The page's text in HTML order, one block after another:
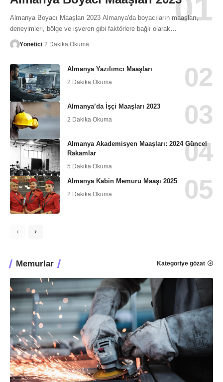
Almanya Boyacı Maaşları 2023 Almanya'da boyacıların maaşları,
deneyimleri, bölge ve işveren gibi faktörlere bağlı olarak…
Yönetici 2 Dakika Okuma
Almanya Yazılımcı Maaşları
2 Dakika Okuma
Almanya’da İşçi Maaşları 2023
2 Dakika Okuma
Almanya Akademisyen Maaşları: 2024 Güncel
Rakamlar
5 Dakika Okuma
Almanya Kabin Memuru Maaşı 2025
2 Dakika Okuma
Memurlar Kategoriye gözat